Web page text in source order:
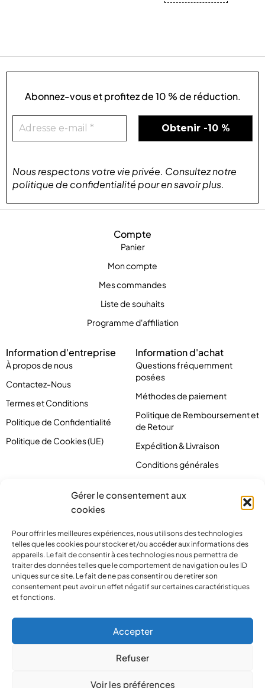
Gérer le consentement aux
cookies
Pour offrir les meilleures expériences, nous utilisons des technologies
telles que les cookies pour stocker et/ou accéder aux informations des
appareils. Le fait de consentir à ces technologies nous permettra de
traiter des données telles que le comportement de navigation ou les ID
uniques sur ce site. Le fait de ne pas consentir ou de retirer son
consentement peut avoir un effet négatif sur certaines caractéristiques
et fonctions.
Accepter
Refuser
Voir les préférences
Compte
Panier
Mon compte
Mes commandes
Liste de souhaits
Programme d'affiliation
Information d'entreprise
À propos de nous
Contactez-Nous
Termes et Conditions
Politique de Confidentialité
Politique de Cookies (UE)
Information d'achat
Questions fréquemment
posées
Méthodes de paiement
Politique de Remboursement et
de Retour
Expédition & Livraison
Conditions générales
Abonnez-vous et profitez de10 % de réduction.
Nous respectons votre vie privée. Consultez notre
politique de confidentialitépouren savoir plus.
Copyright 2024 © Pirlove. Tous droits réservés